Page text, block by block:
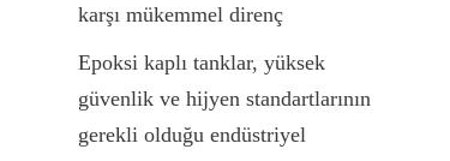
karşı mükemmel direnç
Epoksi kaplı tanklar, yüksek
güvenlik ve hijyen standartlarının
gerekli olduğu endüstriyel